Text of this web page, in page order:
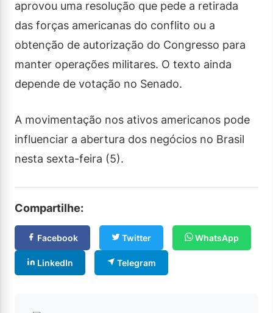
aprovou uma resolução que pede a retirada
das forças americanas do conflito ou a
obtenção de autorização do Congresso para
manter operações militares. O texto ainda
depende de votação no Senado.
A movimentação nos ativos americanos pode
influenciar a abertura dos negócios no Brasil
nesta sexta-feira (5).
Compartilhe:
Facebook Twitter WhatsApp
LinkedIn Telegram